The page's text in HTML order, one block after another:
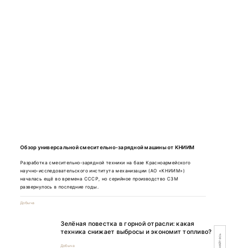
Обзор универсальной смесительно-зарядной машины от КНИИМ
Разработка смесительно-зарядной техники на базе Красноармейского
научно-исследовательского института механизации (АО «КНИИМ»)
началась ещё во времена СССР, но серийное производство СЗМ
развернулось в последние годы.
Добыча
Зелёная повестка в горной отрасли: какая
техника снижает выбросы и экономит топливо?
Добыча